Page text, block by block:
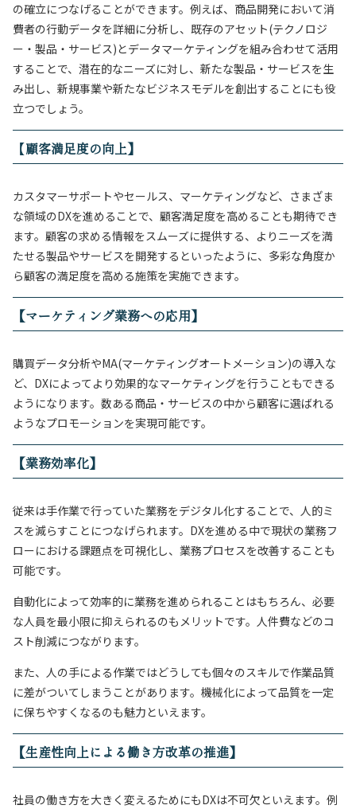
の確立につなげることができます。例えば、商品開発において消
費者の行動データを詳細に分析し、 既存のアセット(テクノロジ
ー・製品・サービス)とデータマーケティングを組み合わせて活用
することで、 潜在的なニーズに対し、 新たな製品・サービスを生
み出し、 新規事業や新たなビジネスモデルを創出することにも役
立つでしょう。
【顧客満足度の向上】
カスタマーサポートやセールス、マーケティングなど、さまざま
な領域のDXを進めることで、顧客満足度を高めることも期待でき
ます。顧客の求める情報をスムーズに提供する、よりニーズを満
たせる製品やサービスを開発するといったように、多彩な角度か
ら顧客の満足度を高める施策を実施できます。
【マーケティング業務への応用】
購買データ分析やMA(マーケティングオートメーション)の導入な
ど、DXによってより効果的なマーケティングを行うこともできる
ようになります。数ある商品・サービスの中から顧客に選ばれる
ようなプロモーションを実現可能です。
【業務効率化】
従来は手作業で行っていた業務をデジタル化することで、人的ミ
スを減らすことにつなげられます。DXを進める中で現状の業務フ
ローにおける課題点を可視化し、業務プロセスを改善することも
可能です。
自動化によって効率的に業務を進められることはもちろん、必要
な人員を最小限に抑えられるのもメリットです。人件費などのコ
スト削減につながります。
また、人の手による作業ではどうしても個々のスキルで作業品質
に差がついてしまうことがあります。機械化によって品質を一定
に保ちやすくなるのも魅力といえます。
【生産性向上による働き方改革の推進】
社員の働き方を大きく変えるためにもDXは不可欠といえます。例